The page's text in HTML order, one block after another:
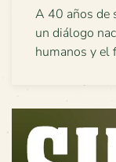
A 40 años de
un diálogo
humanos y el